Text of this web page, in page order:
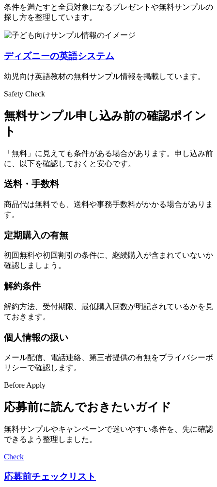
条件を満たすと全員対象になるプレゼントや無料サンプルの
探し方を整理しています。
ディズニーの英語システム
幼児向け英語教材の無料サンプル情報を掲載しています。
Safety Check
無料サンプル申し込み前の確認ポイン
ト
「無料」に見えても条件がある場合があります。申し込み前
に、以下を確認しておくと安心です。
送料・手数料
商品代は無料でも、送料や事務手数料がかかる場合がありま
す。
定期購入の有無
初回無料や初回割引の条件に、継続購入が含まれていないか
確認しましょう。
解約条件
解約方法、受付期限、最低購入回数が明記されているかを見
ておきます。
個人情報の扱い
メール配信、電話連絡、第三者提供の有無をプライバシーポ
リシーで確認します。
Before Apply
応募前に読んでおきたいガイド
無料サンプルやキャンペーンで迷いやすい条件を、先に確認
できるよう整理しました。
Check
応募前チェックリスト